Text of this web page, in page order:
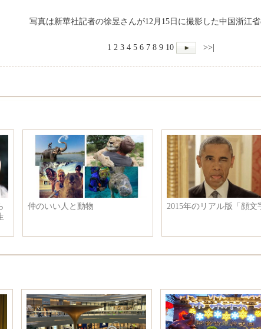
写真は新華社記者の徐昱さんが12月15日に撮影した中国浙江
1 2 3 4 5 6 7 8 9 10 >>|
仲のいい人と動物 2015年のリアル版「顔文